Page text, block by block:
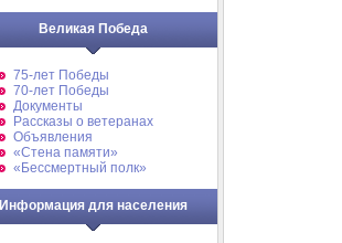
Великая Победа
75-лет Победы
70-лет Победы
Документы
Рассказы о ветеранах
Объявления
«Стена памяти»
«Бессмертный полк»
Информация для населения